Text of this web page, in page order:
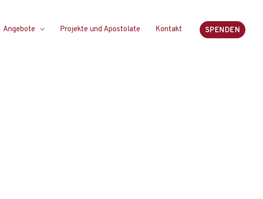
Angebote Projekte und Apostolate Kontakt SPENDEN